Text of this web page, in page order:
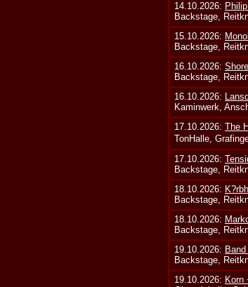
14.10.2026:
Backstage,
15.10.2026:
Backstage,
16.10.2026:
Backstage,
16.10.2026:
Kaminwerk,
17.10.2026:The
TonHalle,
17.10.2026:
Backstage,
18.10.2026:
Backstage,
18.10.2026:
Backstage,
19.10.2026:
Backstage,
19.10.2026: Korn